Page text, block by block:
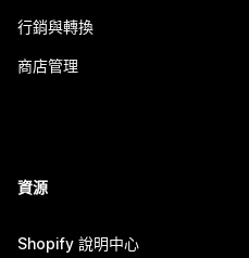
行銷與轉換
商店管理
資源
Shopify 說明中心